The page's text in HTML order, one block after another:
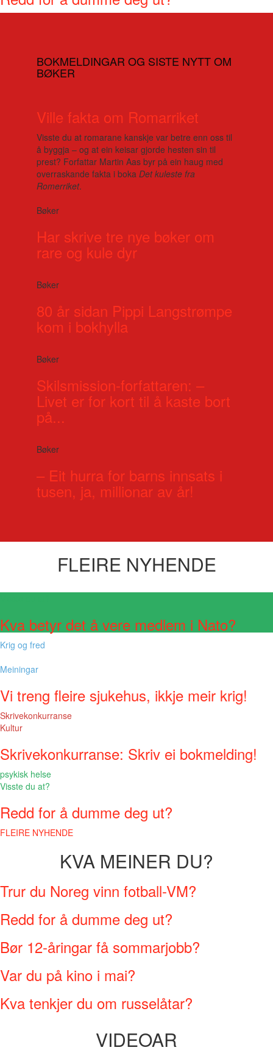
BOKMELDINGAR OG SISTE NYTT OM
BØKER
Ville fakta om Romarriket
Visste du at romarane kanskje var betre enn oss til
å byggja – og at ein keisar gjorde hesten sin til
prest? Forfattar Martin Aas byr på ein haug med
overraskande fakta i boka Det kuleste fra
Romerriket.
Bøker
Har skrive tre nye bøker om
rare og kule dyr
Bøker
80 år sidan Pippi Langstrømpe
kom i bokhylla
Bøker
Skilsmission-forfattaren: –
Livet er for kort til å kaste bort
på...
Bøker
– Eit hurra for barns innsats i
tusen, ja, millionar av år!
FLEIRE NYHENDE
Kva betyr det å vere medlem i Nato?
Krig og fred
Meiningar
Vi treng fleire sjukehus, ikkje meir krig!
Skrivekonkurranse
Kultur
Skrivekonkurranse: Skriv ei bokmelding!
psykisk helse
Visste du at?
Redd for å dumme deg ut?
FLEIRE NYHENDE
KVA MEINER DU?
Trur du Noreg vinn fotball-VM?
Redd for å dumme deg ut?
Bør 12-åringar få sommarjobb?
Var du på kino i mai?
Kva tenkjer du om russelåtar?
VIDEOAR